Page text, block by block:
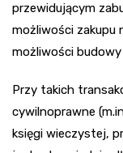
przewidującym
możliwości zakupu
możliwości
Przy takich
cywilnoprawne
księgi wieczystej,